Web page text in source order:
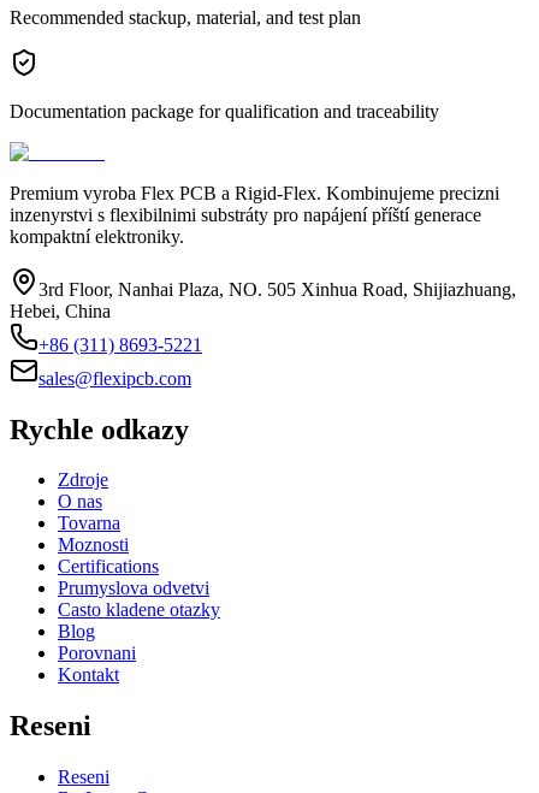
Recommended stackup, material, and test plan
Documentation package for qualification and traceability
Premium vyroba Flex PCB a Rigid-Flex. Kombinujeme precizni
inzenyrstvi s flexibilnimi substráty pro napájení příští generace
kompaktní elektroniky.
3rd Floor, Nanhai Plaza, NO. 505 Xinhua Road, Shijiazhuang,
Hebei, China
+86 (311) 8693-5221
sales@flexipcb.com
Rychle odkazy
Zdroje
O nas
Tovarna
Moznosti
Certifications
Prumyslova odvetvi
Casto kladene otazky
Blog
Porovnani
Kontakt
Reseni
Reseni